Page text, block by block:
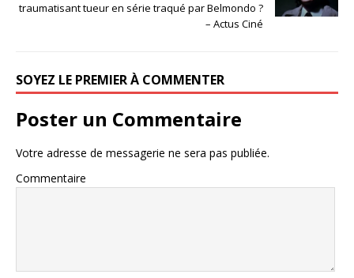
traumatisant tueur en série traqué par Belmondo ?
– Actus Ciné
SOYEZ LE PREMIER À COMMENTER
Poster un Commentaire
Votre adresse de messagerie ne sera pas publiée.
Commentaire